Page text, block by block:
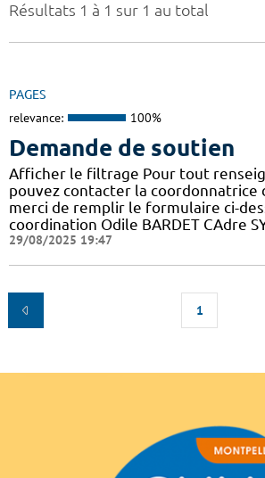
Résultats 1 à 1 sur 1 au total
PAGES
relevance: 100%
Demande de soutien
Afficher le filtrage Pour tout
pouvez contacter la coordonnatrice
merci de remplir le formulaire ci-
coordination Odile BARDET CAdre
29/08/2025 19:47
1